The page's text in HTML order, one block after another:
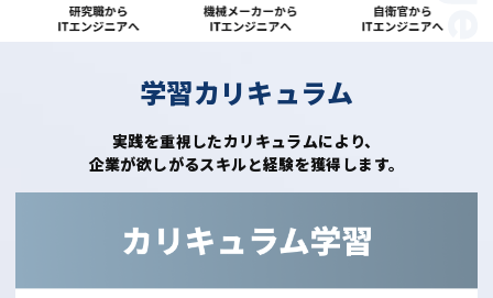
学習カリキュラム
実践を重視したカリキュラムにより、
企業が欲しがるスキルと経験を獲得します。